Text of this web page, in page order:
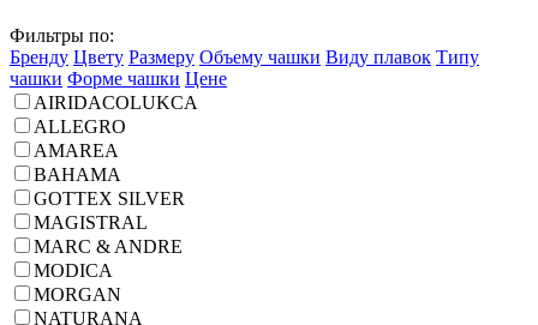
Фильтры по:
Бренду Цвету Размеру Объему чашки Виду плавок Типу
чашки Форме чашки Цене
AIRIDACOLUKCA
ALLEGRO
AMAREA
BAHAMA
GOTTEX SILVER
MAGISTRAL
MARC & ANDRE
MODICA
MORGAN
NATURANA